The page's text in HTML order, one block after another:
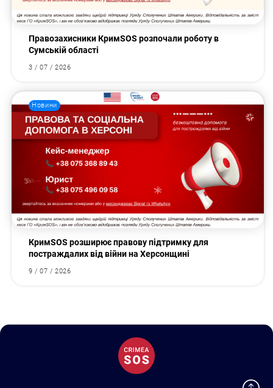
Правозахисники КримSOS розпочали роботу в
Сумській області
3 / 07 / 2026
Новини
КримSOS розширює правову підтримку для
постраждалих від війни на Херсонщині
9 / 07 / 2026